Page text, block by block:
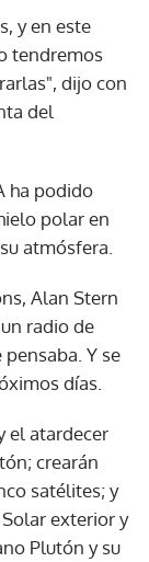
y en este
tendremos
dijo con
del
ha podido
polar en
atmósfera.
Alan Stern
radio de
pensaba. Y se
días.
el atardecer
crearán
satélites; y
exterior y
Plutón y su